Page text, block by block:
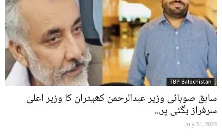
TBP Balochistan
سابق صوبائی وزیر عبدالرحمن کھیتران کا وزیر اعلیٰ
سرفراز بگٹی پر...
July 31, 2026